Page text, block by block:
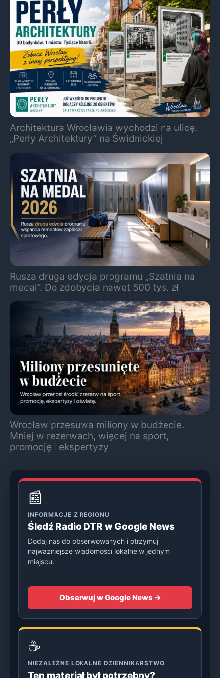
Architektura Wrocławia wychodzi na ulicę.
„Perły Architektury” na Świdnickiej
Rusza druga edycja programu „Szatnia na
medal”. Do zdobycia nawet 500 tys. zł
Wrocław przesuwa miliony w budżecie.
Mniej w rezerwach, więcej na sport,
promocję i ekspertyzy
📰
INFORMACJE Z REGIONU
Śledź Radio DTR w Google News
Dodaj nas do obserwowanych i otrzymuj
najważniejsze wiadomości lokalne w jednym
miejscu.
Obserwuj w Google News →
☕
NIEZALEŻNE LOKALNE DZIENNIKARSTWO
Ten materiał był potrzebny?